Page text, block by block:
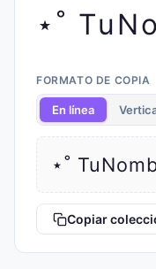
⋆˚
FORMATO DE COPIA
En línea
⋆˚
Copiar